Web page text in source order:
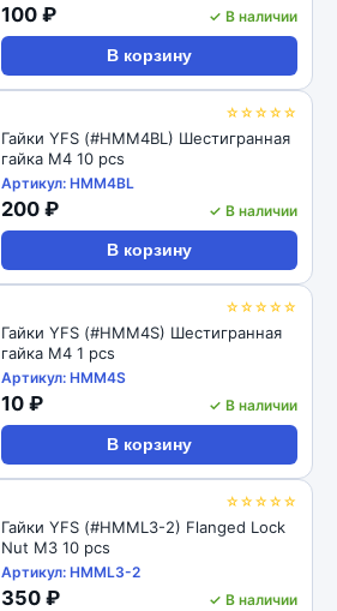
100 ₽ ✓ В наличии
В корзину
☆☆☆☆☆
Гайки YFS (#HMM4BL) Шестигранная
гайка М4 10 pcs
Артикул: HMM4BL
200 ₽ ✓ В наличии
В корзину
☆☆☆☆☆
Гайки YFS (#HMM4S) Шестигранная
гайка М4 1 pcs
Артикул: HMM4S
10 ₽ ✓ В наличии
В корзину
☆☆☆☆☆
Гайки YFS (#HMML3-2) Flanged Lock
Nut M3 10 pcs
Артикул: HMML3-2
350 ₽ ✓ В наличии